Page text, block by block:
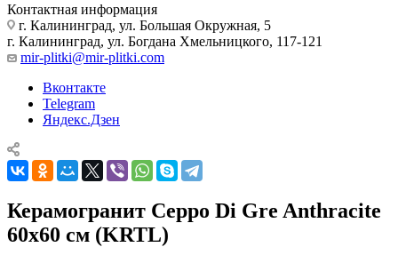
Контактная информация
г. Калининград, ул. Большая Окружная, 5
г. Калининград, ул. Богдана Хмельницкого, 117-121
mir-plitki@mir-plitki.com
Вконтакте
Telegram
Яндекс.Дзен
Керамогранит Ceppo Di Gre Anthracite
60x60 см (KRTL)